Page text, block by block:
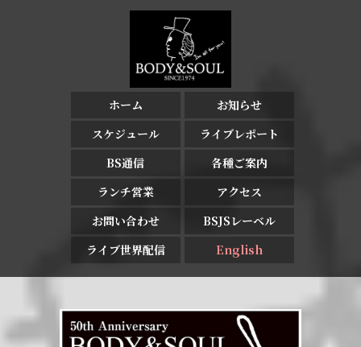
ホーム
お知らせ
スケジュール
ライブレポート
BS通信
各種ご案内
ランチ営業
アクセス
お問い合わせ
BSJSレーベル
ライブ世界配信
English